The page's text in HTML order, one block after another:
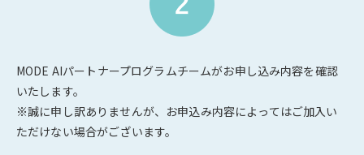
は
ら
MODE AIパートナープログラムチームがお申し込み内容を確認
いたします。
※誠に申し訳ありませんが、お申込み内容によってはご加入い
ただけない場合がございます。